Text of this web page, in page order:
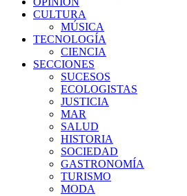
CULTURA
MÚSICA
TECNOLOGÍA
CIENCIA
SECCIONES
SUCESOS
ECOLOGISTAS
JUSTICIA
MAR
SALUD
HISTORIA
SOCIEDAD
GASTRONOMÍA
TURISMO
MODA